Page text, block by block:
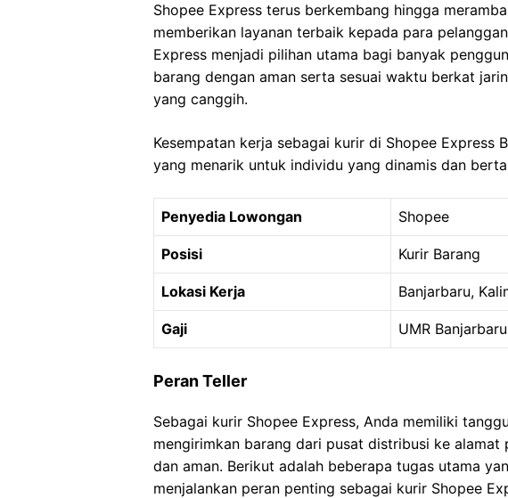
Shopee Express terus berkembang hingga
memberikan layanan terbaik kepada para
Express menjadi pilihan utama bagi banyak
barang dengan aman serta sesuai waktu berkat
yang canggih.
Kesempatan kerja sebagai kurir di Shopee Express
yang menarik untuk individu yang dinamis dan
Penyedia Lowongan Shopee
Posisi Kurir Barang
Lokasi Kerja Banjarbaru,
Gaji UMR Banjarbaru
Peran Teller
Sebagai kurir Shopee Express, Anda memiliki
mengirimkan barang dari pusat distribusi ke
dan aman. Berikut adalah beberapa tugas utama
menjalankan peran penting sebagai kurir Shopee